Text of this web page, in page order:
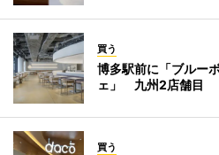
買う
博多駅前に「ブルー
ェ」 九州2店舗目
買う